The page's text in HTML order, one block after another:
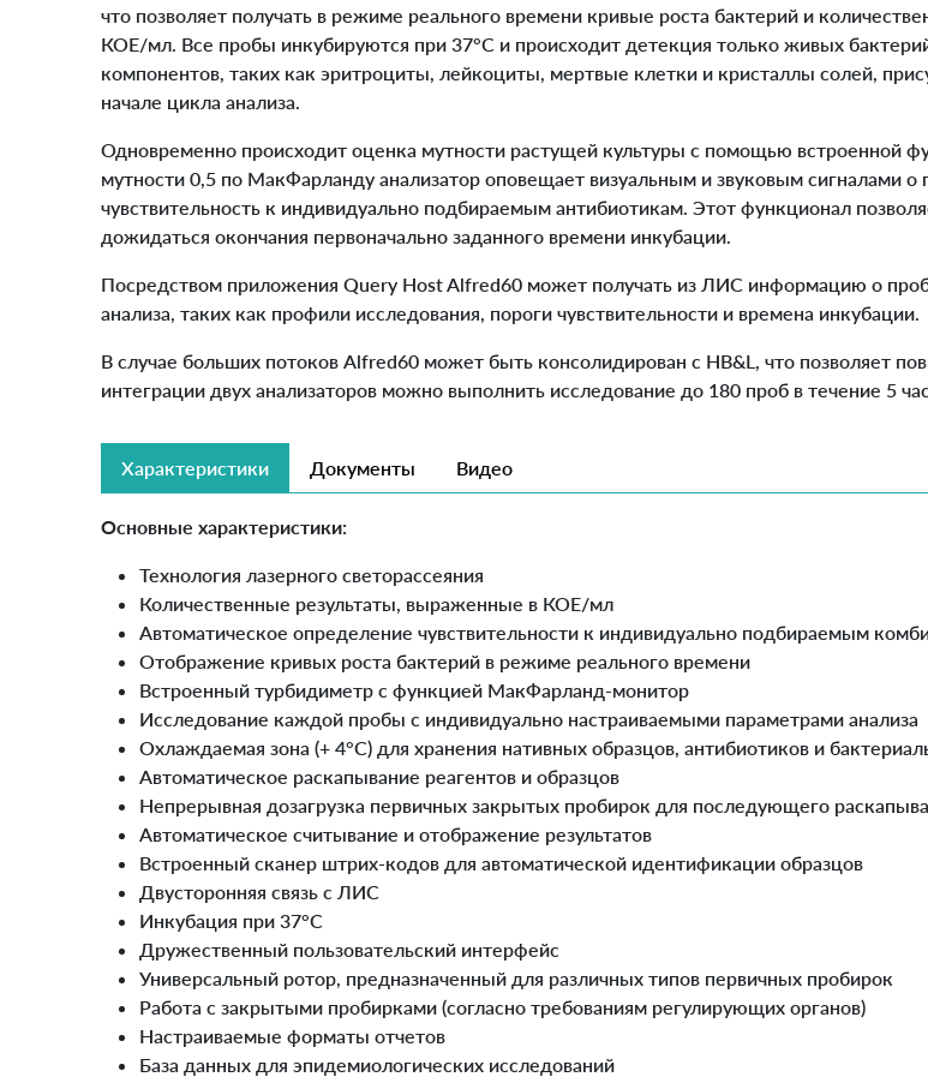
что позволяет получать в режиме реального времени кривые роста бактерий и
КОЕ/мл. Все пробы инкубируются при 37°C и происходит детекция только живых
компонентов, таких как эритроциты, лейкоциты, мертвые клетки и кристаллы солей,
начале цикла анализа.
Одновременно происходит оценка мутности растущей культуры с помощью встроенной
мутности 0,5 по МакФарланду анализатор оповещает визуальным и звуковым сигналами
чувствительность к индивидуально подбираемым антибиотикам. Этот функционал
дожидаться окончания первоначально заданного времени инкубации.
Посредством приложения Query Host Alfred60 может получать из ЛИС информацию о
анализа, таких как профили исследования, пороги чувствительности и времена инкубации.
В случае больших потоков Alfred60 может быть консолидирован с HB&L, что позволяет
интеграции двух анализаторов можно выполнить исследование до 180 проб в течение 5
Характеристики Документы Видео
Основные характеристики:
Технология лазерного светорассеяния
Количественные результаты, выраженные в КОЕ/мл
Автоматическое определение чувствительности к индивидуально подбираемым
Отображение кривых роста бактерий в режиме реального времени
Встроенный турбидиметр с функцией МакФарланд-монитор
Исследование каждой пробы с индивидуально настраиваемыми параметрами анализа
Охлаждаемая зона (+ 4°C) для хранения нативных образцов, антибиотиков и
Автоматическое раскапывание реагентов и образцов
Непрерывная дозагрузка первичных закрытых пробирок для последующего
Автоматическое считывание и отображение результатов
Встроенный сканер штрих-кодов для автоматической идентификации образцов
Двусторонняя связь с ЛИС
Инкубация при 37°C
Дружественный пользовательский интерфейс
Универсальный ротор, предназначенный для различных типов первичных пробирок
Работа с закрытыми пробирками (согласно требованиям регулирующих органов)
Настраиваемые форматы отчетов
База данных для эпидемиологических исследований